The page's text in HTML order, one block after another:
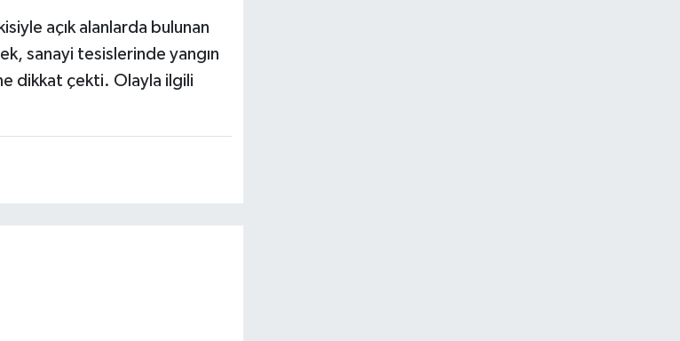
açık alanlarda bulunan
sanayi tesislerinde yangın
dikkat çekti. Olayla ilgili